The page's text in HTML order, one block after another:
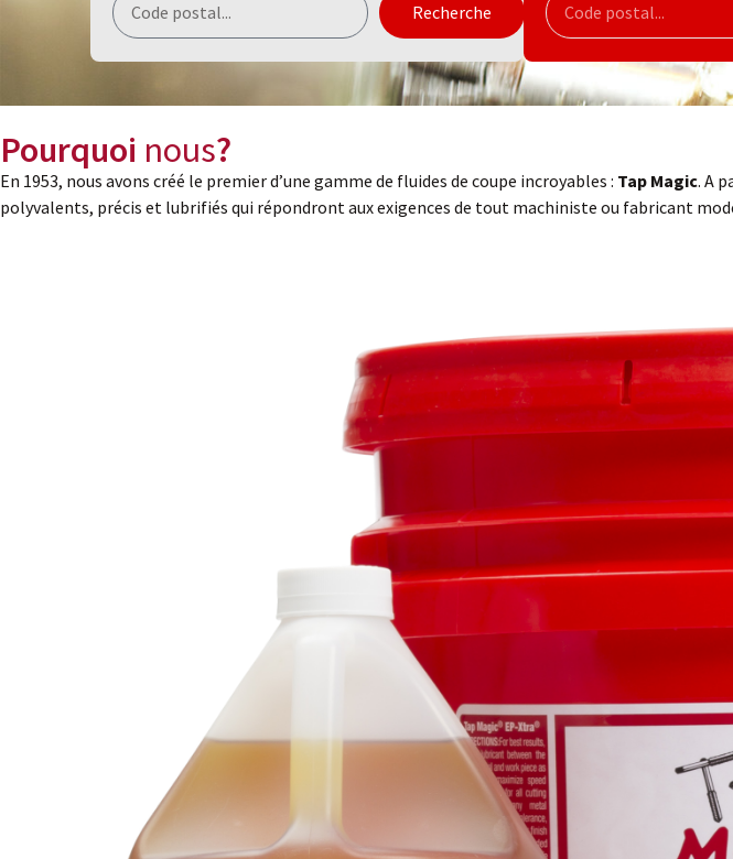
Recherche
Pourquoi nous?
En 1953, nous avons créé le premier d’une gamme de fluides de coupe incroyables : Tap Magic. A
polyvalents, précis et lubrifiés qui répondront aux exigences de tout machiniste ou fabricant